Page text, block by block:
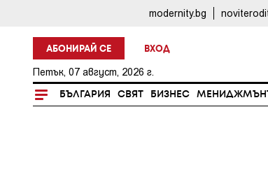
modernity.bg
АБОНИРАЙ СЕ ВХОД
Петък, 07 август, 2026 г.
БЪЛГАРИЯ СВЯТ БИЗНЕС